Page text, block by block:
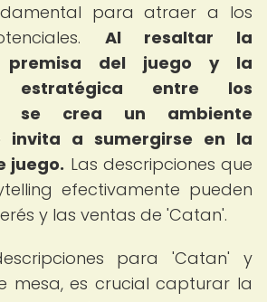
para atraer a los
Al resaltar la
premisa del juego y la
estratégica entre los
se crea un ambiente
invita a sumergirse en la
juego. Las descripciones que
efectivamente pueden
y las ventas de 'Catan'.
para 'Catan' y
mesa, es crucial capturar la